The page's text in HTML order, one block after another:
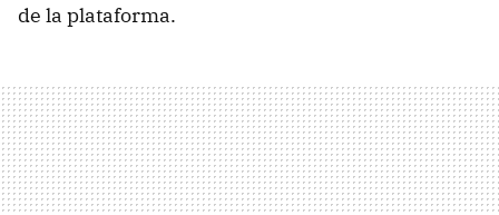
de la plataforma.